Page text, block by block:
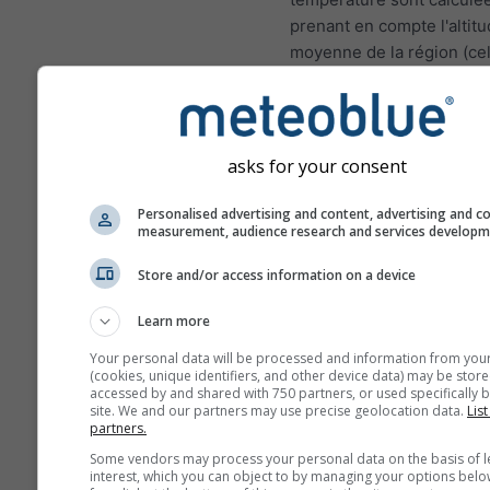
prenant en compte
moyenne de la région
températures pour les
montagnes ou les zones
peuvent être légèrement
différentes des
au lieu choisi. Vous
trouver l'altitude de la
mois, les données sont
agrégations
moyenne, maximale et
sont des agrégations
asks for your consent
Personalised advertising and content, advertising and
measurement, audience research and services
Store and/or access information on a device
Learn more
Your personal data will be processed and information from
(cookies, unique identifiers, and other device data) may be
accessed by and shared with 750 partners, or used specifically
site. We and our partners may use precise geolocation data.
partners.
Some vendors may process your personal data on the basis of
interest, which you can object to by managing your options